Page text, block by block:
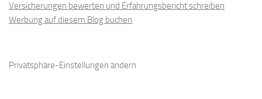
Versicherungen bewerten und Erfahrungsbericht schreiben
Werbung auf diesem Blog buchen
Privatsphäre-Einstellungen ändern